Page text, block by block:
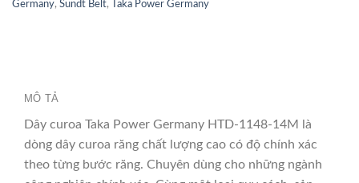
Germany, Sundt Belt, Taka Power Germany
MÔ TẢ
Dây curoa Taka Power Germany HTD-1148-14M là
dòng dây curoa răng chất lượng cao có độ chính xác
theo từng bước răng. Chuyên dùng cho những ngành